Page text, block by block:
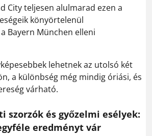
City teljesen alulmarad ezen a
könyörtelenül
Bayern München elleni
lehetnek az utolsó két
a különbség még mindig óriási, és
várható.
szorzók és győzelmi esélyek:
eredményt vár